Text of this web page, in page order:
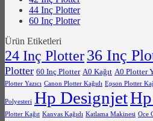
44 Inç Plotter
60 Inç Plotter
Ürün Etiketleri
24 Inç Plotter36 Inç
Plotter 60 Inç Plotter A0 Kağıt A0 Plotter
Plotter Yazıcı Canon Plotter Kağıdı Epson Plotter
Polyesteri Hp Designjet
Plotter Kağıt Kanvas Kağıdı Katlama Makinesi Oce